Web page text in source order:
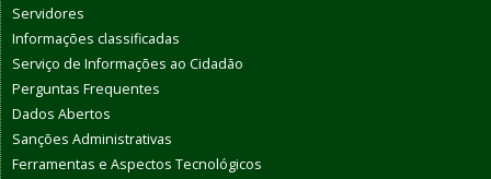
Servidores
Informações classificadas
Serviço de Informações ao Cidadão
Perguntas Frequentes
Dados Abertos
Sanções Administrativas
Ferramentas e Aspectos Tecnológicos